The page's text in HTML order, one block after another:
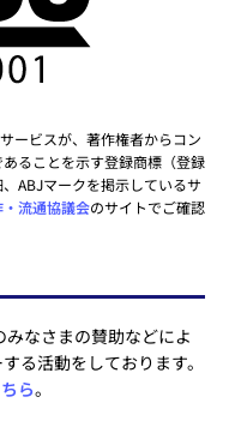
ービスが、著作権者からコン
ることを示す登録商標（登録
ABJマークを掲示しているサ
流通協議会のサイトでご確認
なさまの賛助などによ
る活動をしております。
ら。